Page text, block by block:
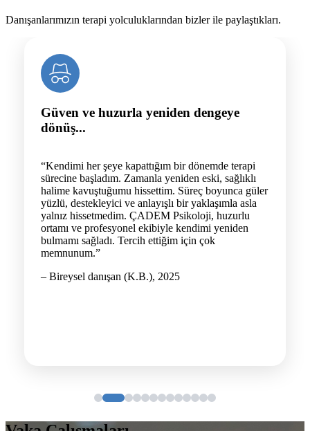
Danışanlarımızın terapi yolculuklarından bizler ile paylaştıkları.
Güven ve huzurla yeniden dengeye
dönüş...
“Kendimi her şeye kapattığım bir dönemde terapi
sürecine başladım. Zamanla yeniden eski, sağlıklı
halime kavuştuğumu hissettim. Süreç boyunca güler
yüzlü, destekleyici ve anlayışlı bir yaklaşımla asla
yalnız hissetmedim. ÇADEM Psikoloji, huzurlu
ortamı ve profesyonel ekibiyle kendimi yeniden
bulmamı sağladı. Tercih ettiğim için çok
memnunum.”
– Bireysel danışan (K.B.), 2025